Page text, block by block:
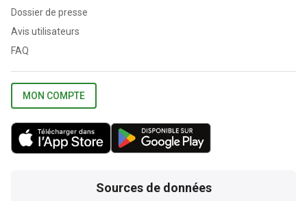
Dossier de presse
Avis utilisateurs
FAQ
MON COMPTE
Sources de données